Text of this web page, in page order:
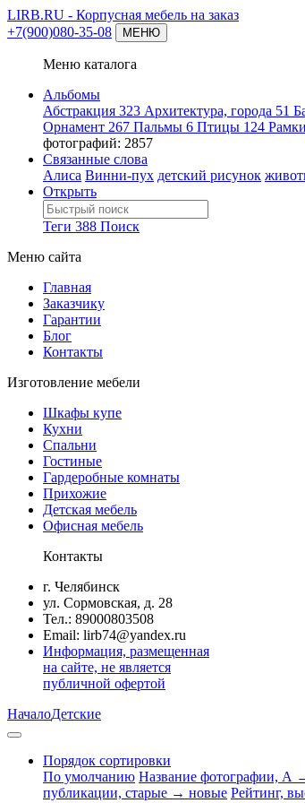
LIRB.RU - Корпусная мебель на заказ
+7(900)080-35-08
МЕНЮ
Меню каталога
Альбомы
Абстракция 323 Архитектура, города 51
Орнамент 267 Пальмы 6 Птицы 124 Рамки
фотографий: 2857
Связанные слова
Алиса Винни-пух детский рисунок
Открыть
Теги 388 Поиск
Меню сайта
Главная
Заказчику
Гарантии
Блог
Контакты
Изготовление мебели
Шкафы купе
Кухни
Спальни
Гостиные
Гардеробные комнаты
Прихожие
Детская мебель
Офисная мебель
Контакты
г. Челябинск
ул. Сормовская, д. 28
Тел.: 89000803508
Email: lirb74@yandex.ru
Информация, размещенная
на сайте, не является
публичной офертой
НачалоДетские
Порядок сортировки
По умолчанию Название фотографии, А
публикации, старые → новые Рейтинг,